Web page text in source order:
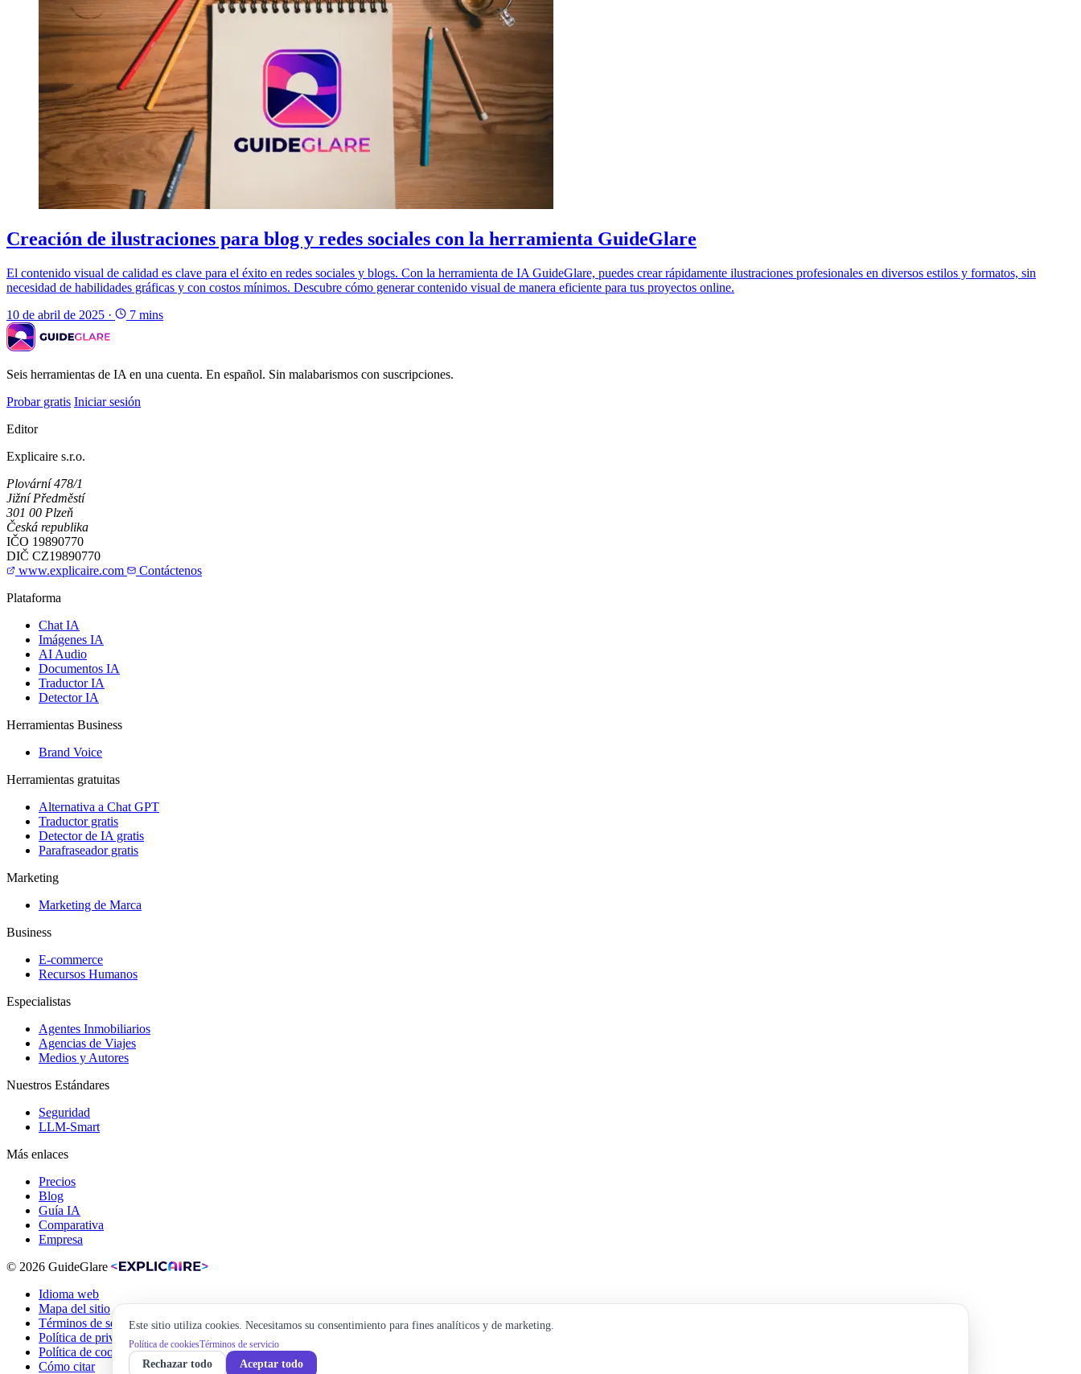
Creación de ilustraciones para blog y redes sociales con la herramienta GuideGlare
El contenido visual de calidad es clave para el éxito en redes sociales y blogs. Con la herramienta de IA GuideGlare, puedes crear rápidamente ilustraciones profesionales en diversos estilos y formatos, sin
necesidad de habilidades gráficas y con costos mínimos. Descubre cómo generar contenido visual de manera eficiente para tus proyectos online.
10 de abril de 2025 · 7 mins
Seis herramientas de IA en una cuenta. En español. Sin malabarismos con suscripciones.
Probar gratis Iniciar sesión
Editor
Explicaire s.r.o.
Plovární 478/1
Jižní Předměstí
301 00 Plzeň
Česká republika
IČO 19890770
DIČ CZ19890770
www.explicaire.com
Contáctenos
Plataforma
Chat IA
Imágenes IA
AI Audio
Documentos IA
Traductor IA
Detector IA
Herramientas Business
Brand Voice
Herramientas gratuitas
Alternativa a Chat GPT
Traductor gratis
Detector de IA gratis
Parafraseador gratis
Marketing
Marketing de Marca
Business
E-commerce
Recursos Humanos
Especialistas
Agentes Inmobiliarios
Agencias de Viajes
Medios y Autores
Nuestros Estándares
Seguridad
LLM-Smart
Más enlaces
Precios
Blog
Guía IA
Comparativa
Empresa
© 2026 GuideGlare
Idioma web
Mapa del sitio
Términos de servicio
Política de privacidad
Política de cookies
Cómo citar
Este sitio utiliza cookies. Necesitamos su consentimiento para fines analíticos y de marketing.
Política de cookiesTérminos de servicio
Rechazar todo Aceptar todo